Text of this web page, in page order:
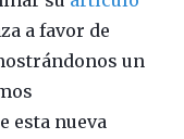
a favor de
un
esta nueva